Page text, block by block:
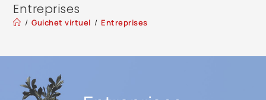
Entreprises
/ Guichet virtuel / Entreprises